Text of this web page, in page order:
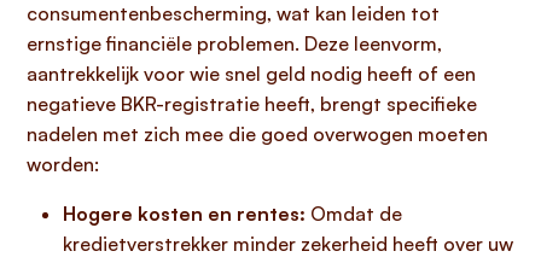
consumentenbescherming, wat kan leiden tot
ernstige financiële problemen. Deze leenvorm,
aantrekkelijk voor wie snel geld nodig heeft of een
negatieve BKR-registratie heeft, brengt specifieke
nadelen met zich mee die goed overwogen moeten
worden:
Hogere kosten en rentes: Omdat de
kredietverstrekker minder zekerheid heeft over uw